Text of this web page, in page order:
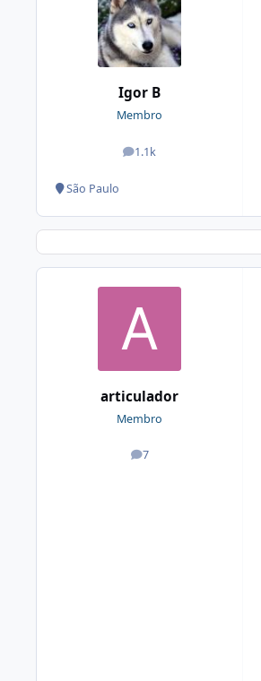
Igor B
Membro
1.1k
posts
São Paulo
articulador
Membro
7
posts